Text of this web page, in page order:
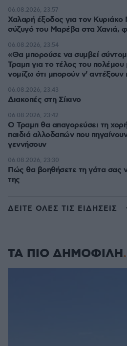
Χαλαρή έξοδος για τον Κυριάκο
σύζυγό του Μαρέβα στα Χανιά,
06.08.2026, 23:57
«Θα μπορούσε να συμβεί
Τραμπ για το τέλος του πολέμου
νομίζω ότι μπορούν ν'
06.08.2026, 23:54
Διακοπές στη Σίκινο
06.08.2026, 23:43
Ο Τραμπ θα απαγορεύσει τη
παιδιά αλλοδαπών που
γεννήσουν
06.08.2026, 23:42
Πώς θα βοηθήσετε τη γάτα σας
της
06.08.2026, 23:30
ΔΕΙΤΕ ΟΛΕΣ ΤΙΣ ΕΙΔΗΣΕΙΣ
ΤΑ ΠΙΟ ΔΗΜΟΦΙΛΗ